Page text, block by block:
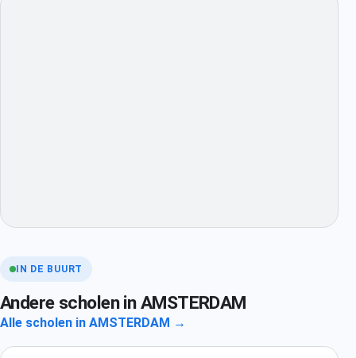
IN DE BUURT
Andere scholen in AMSTERDAM
Alle scholen in AMSTERDAM →